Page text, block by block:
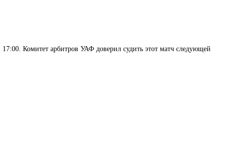
Комитет арбитров УАФ доверил судить этот матч следующей